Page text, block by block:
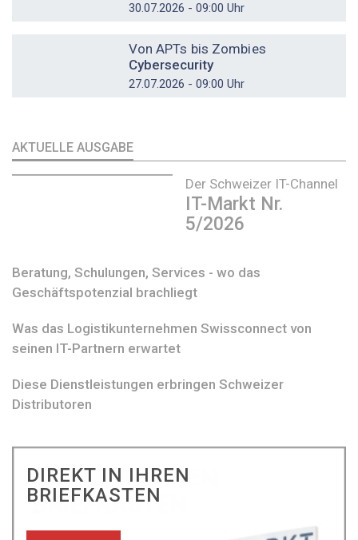
30.07.2026 - 09:00 Uhr
Von APTs bis Zombies
Cybersecurity
27.07.2026 - 09:00 Uhr
AKTUELLE AUSGABE
Der Schweizer IT-Channel
IT-Markt Nr.
5/2026
Beratung, Schulungen, Services - wo das
Geschäftspotenzial brachliegt
Was das Logistikunternehmen Swissconnect von
seinen IT-Partnern erwartet
Diese Dienstleistungen erbringen Schweizer
Distributoren
DIREKT IN IHREN
BRIEFKASTEN